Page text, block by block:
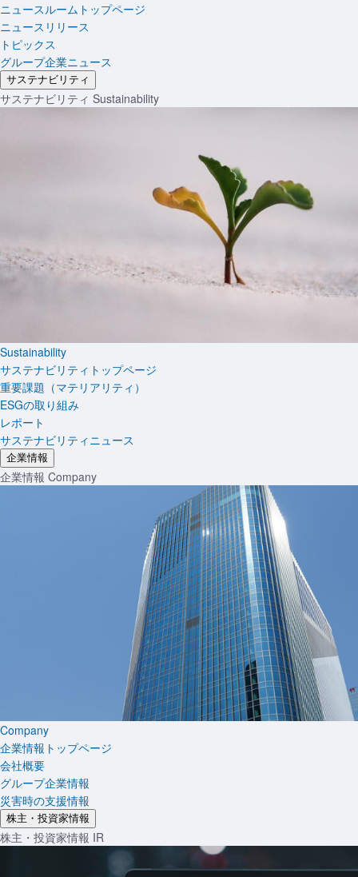
ニュースルームトップページ
ニュースリリース
トピックス
グループ企業ニュース
サステナビリティ
サステナビリティ Sustainability
Sustainability
サステナビリティトップページ
重要課題（マテリアリティ）
ESGの取り組み
レポート
サステナビリティニュース
企業情報
企業情報 Company
Company
企業情報トップページ
会社概要
グループ企業情報
災害時の支援情報
株主・投資家情報
株主・投資家情報 IR